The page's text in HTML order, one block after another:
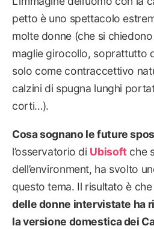
petto è uno spettacolo
molte donne (che si
maglie girocollo, soprattutto
solo come contraccettivo
calzini di spugna lunghi
corti…).
Cosa sognano le future
l’osservatorio di Ubisoftche
dell’environment, ha svolto
questo tema. Il risultato è
delle donne intervistate ha
la versione domestica dei